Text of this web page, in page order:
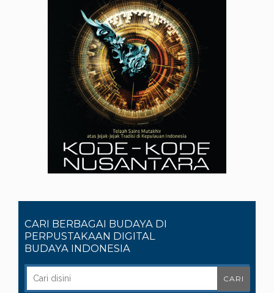
CARI BERBAGAI BUDAYA DI
PERPUSTAKAAN DIGITAL
BUDAYA INDONESIA